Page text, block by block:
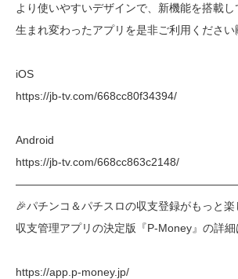
より使いやすいデザインで、新機能を搭載し
生まれ変わったアプリを是非ご利用ください
iOS
https://jb-tv.com/668cc80f34394/
Android
https://jb-tv.com/668cc863c2148/
🎉パチンコ＆パチスロの収支登録がもっと楽
収支管理アプリの決定版『P-Money』の詳
https://app.p-money.jp/